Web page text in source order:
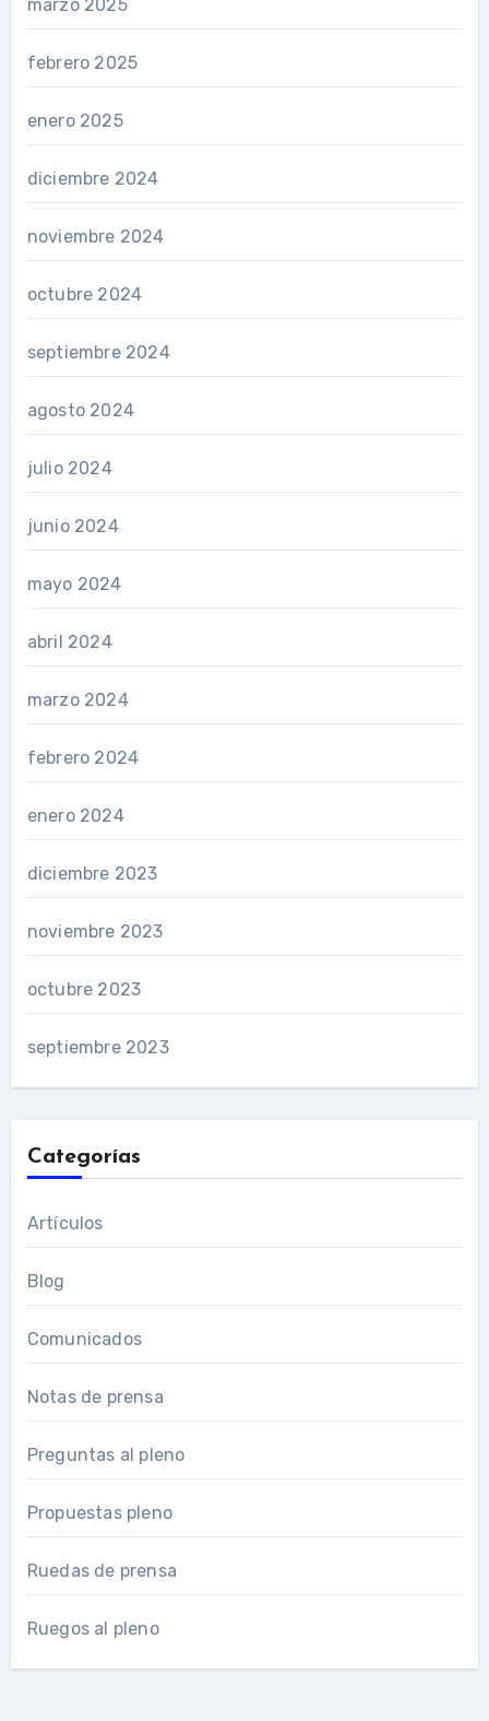
marzo 2025
febrero 2025
enero 2025
diciembre 2024
noviembre 2024
octubre 2024
septiembre 2024
agosto 2024
julio 2024
junio 2024
mayo 2024
abril 2024
marzo 2024
febrero 2024
enero 2024
diciembre 2023
noviembre 2023
octubre 2023
septiembre 2023
Categorías
Artículos
Blog
Comunicados
Notas de prensa
Preguntas al pleno
Propuestas pleno
Ruedas de prensa
Ruegos al pleno